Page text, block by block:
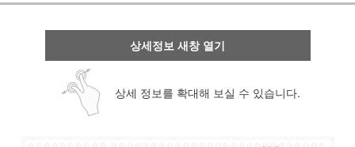
상세정보 새창 열기
상세 정보를 확대해 보실 수 있습니다.